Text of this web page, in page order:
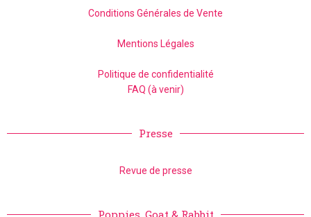
Conditions Générales de Vente
Mentions Légales
Politique de confidentialité
FAQ (à venir)
Presse
Revue de presse
Poppies, Goat & Rabbit